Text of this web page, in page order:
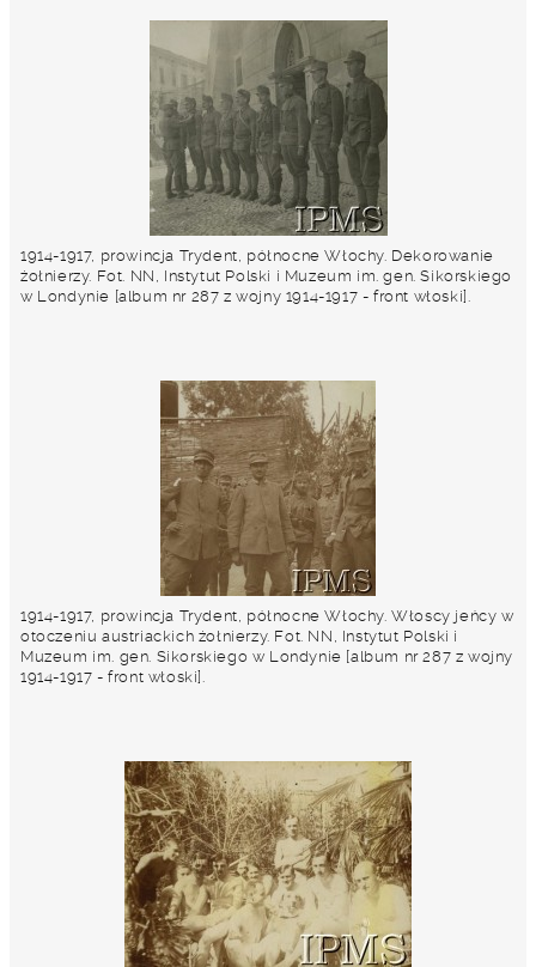
1914-1917, prowincja Trydent, północne Włochy. Dekorowanie
żołnierzy. Fot. NN, Instytut Polski i Muzeum im. gen. Sikorskiego
w Londynie [album nr 287 z wojny 1914-1917 - front włoski].
1914-1917, prowincja Trydent, północne Włochy. Włoscy jeńcy w
otoczeniu austriackich żołnierzy. Fot. NN, Instytut Polski i
Muzeum im. gen. Sikorskiego w Londynie [album nr 287 z wojny
1914-1917 - front włoski].